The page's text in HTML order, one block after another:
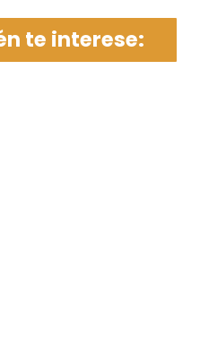
te interese: